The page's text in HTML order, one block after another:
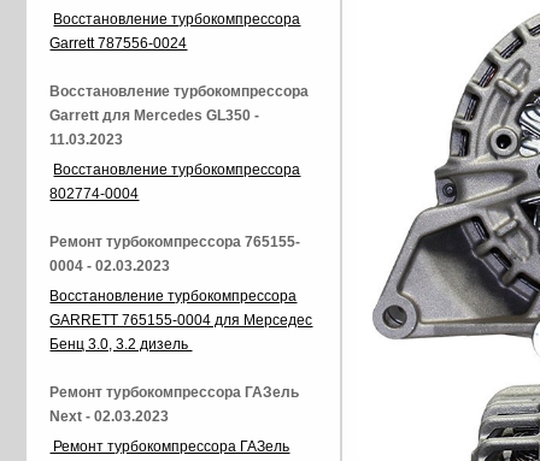
Восстановление турбокомпрессора
Garrett 787556-0024
Восстановление турбокомпрессора
Garrett для Mercedes GL350 -
11.03.2023
Восстановление турбокомпрессора
802774-0004
Ремонт турбокомпрессора 765155-
0004 - 02.03.2023
Восстановление турбокомпрессора
GARRETT 765155-0004 для Мерседес
Бенц 3.0, 3.2 дизель
Ремонт турбокомпрессора ГАЗель
Next - 02.03.2023
Ремонт турбокомпрессора ГАЗель